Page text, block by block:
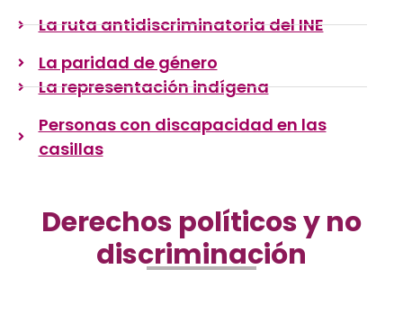
La ruta antidiscriminatoria del INE
La paridad de género
La representación indígena
Personas con discapacidad en las
casillas
Derechos políticos y no
discriminación